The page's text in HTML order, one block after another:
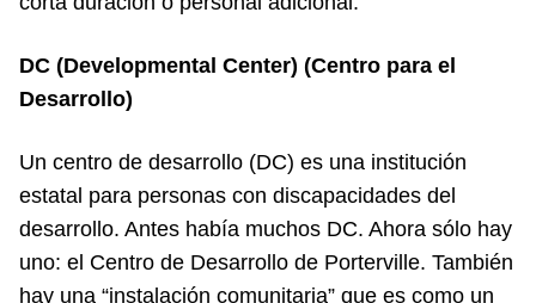
DC (Developmental Center) (Centro para el
Desarrollo)
Un centro de desarrollo (DC) es una institución
estatal para personas con discapacidades del
desarrollo. Antes había muchos DC. Ahora sólo hay
uno: el Centro de Desarrollo de Porterville. También
hay una “instalación comunitaria” que es como un